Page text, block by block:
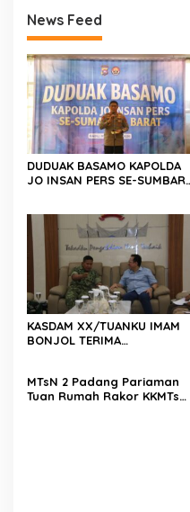
News Feed
DUDUAK BASAMO KAPOLDA
JO INSAN PERS SE-SUMBAR,
Polri dan Media Demi
Kepentingan Masyarakat
KASDAM XX/TUANKU IMAM
BONJOL TERIMA
GUSMAN, S.E., M.B.A., DI
MAKODAM
MTsN 2 Padang Pariaman
Tuan Rumah Rakor KKMTs